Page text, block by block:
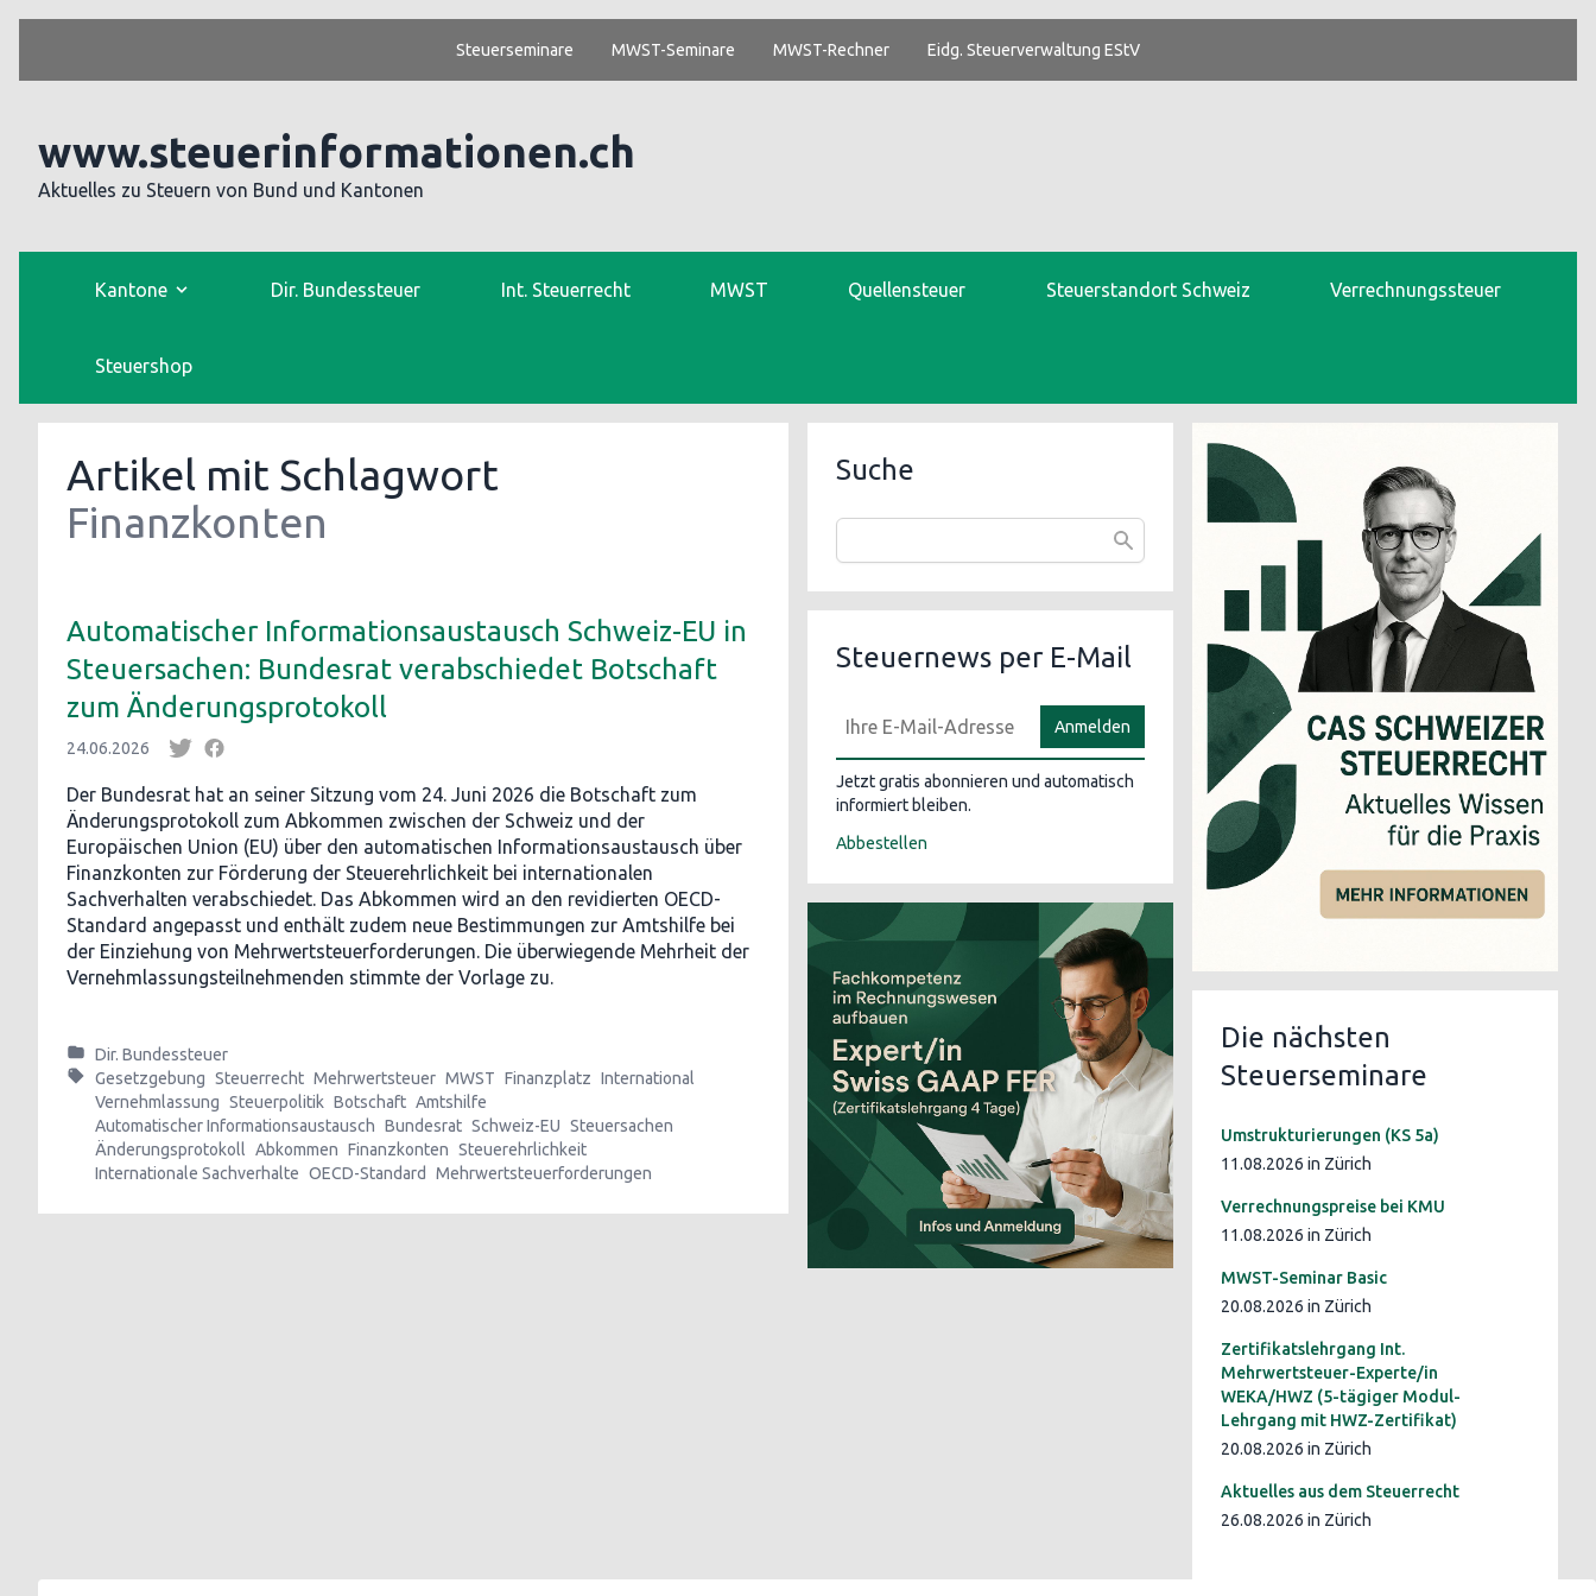
Steuerseminare MWST-Seminare MWST-Rechner Eidg. Steuerverwaltung EStV
www.steuerinformationen.ch
Aktuelles zu Steuern von Bund und Kantonen
Kantone Dir. Bundessteuer Int. Steuerrecht MWST Quellensteuer Steuerstandort Schweiz Verrechnungssteuer
Steuershop
Artikel mit Schlagwort
Finanzkonten
Automatischer Informationsaustausch Schweiz-EU in
Steuersachen: Bundesrat verabschiedet Botschaft
zum Änderungsprotokoll
24.06.2026
Der Bundesrat hat an seiner Sitzung vom 24. Juni 2026 die Botschaft zum
Änderungsprotokoll zum Abkommen zwischen der Schweiz und der
Europäischen Union (EU) über den automatischen Informationsaustausch über
Finanzkonten zur Förderung der Steuerehrlichkeit bei internationalen
Sachverhalten verabschiedet. Das Abkommen wird an den revidierten OECD-
Standard angepasst und enthält zudem neue Bestimmungen zur Amtshilfe bei
der Einziehung von Mehrwertsteuerforderungen. Die überwiegende Mehrheit der
Vernehmlassungsteilnehmenden stimmte der Vorlage zu.
Dir. Bundessteuer
Gesetzgebung Steuerrecht Mehrwertsteuer MWST Finanzplatz International
Vernehmlassung Steuerpolitik Botschaft Amtshilfe
Automatischer Informationsaustausch Bundesrat Schweiz-EU Steuersachen
Änderungsprotokoll Abkommen Finanzkonten Steuerehrlichkeit
Internationale Sachverhalte OECD-Standard Mehrwertsteuerforderungen
Suche
Steuernews per E-Mail
Anmelden
Jetzt gratis abonnieren und automatisch
informiert bleiben.
Abbestellen
Die nächsten
Steuerseminare
Umstrukturierungen (KS 5a)
11.08.2026 in Zürich
Verrechnungspreise bei KMU
11.08.2026 in Zürich
MWST-Seminar Basic
20.08.2026 in Zürich
Zertifikatslehrgang Int.
Mehrwertsteuer-Experte/in
WEKA/HWZ (5-tägiger Modul-
Lehrgang mit HWZ-Zertifikat)
20.08.2026 in Zürich
Aktuelles aus dem Steuerrecht
26.08.2026 in Zürich